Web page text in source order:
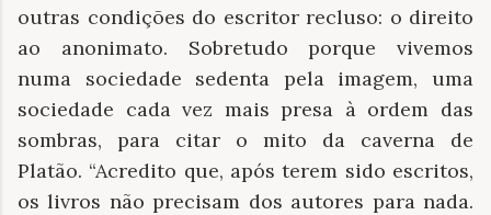
outras condições do escritor recluso: o direito
ao anonimato. Sobretudo porque vivemos
numa sociedade sedenta pela imagem, uma
sociedade cada vez mais presa à ordem das
sombras, para citar o mito da caverna de
Platão. “Acredito que, após terem sido escritos,
os livros não precisam dos autores para nada.